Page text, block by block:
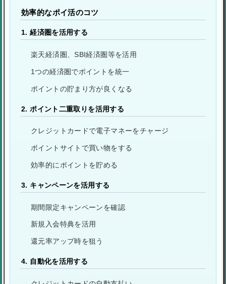
効率的なポイ活のコツ
1. 経済圏を活用する
楽天経済圏、SBI経済圏等を活用
1つの経済圏でポイントを統一
ポイントの貯まり方が良くなる
2. ポイント二重取りを活用する
クレジットカードで電子マネーをチャージ
ポイントサイトで買い物をする
効率的にポイントを貯める
3. キャンペーンを活用する
期間限定キャンペーンを確認
新規入会特典を活用
還元率アップ時を狙う
4. 自動化を活用する